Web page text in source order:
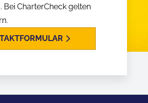
Bei CharterCheck gelten